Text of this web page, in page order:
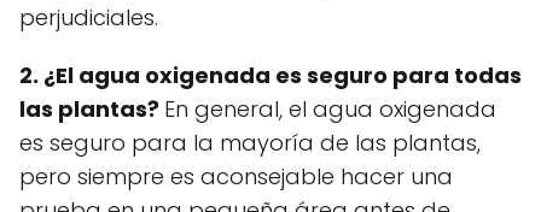
perjudiciales.
2. ¿El agua oxigenada es seguro para todas
las plantas? En general, el agua oxigenada
es seguro para la mayoría de las plantas,
pero siempre es aconsejable hacer una